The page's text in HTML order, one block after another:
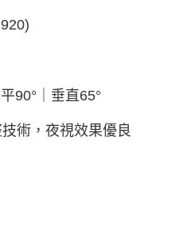
90°｜垂直65°
術，夜視效果優良